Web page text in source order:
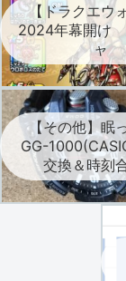
【ドラクエウ
2024年幕開け
ャ
【その他】眠
GG-
交換＆時刻